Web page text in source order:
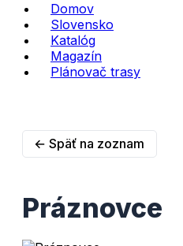
Domov
Slovensko
Katalóg
Magazín
Plánovač trasy
← Späť na zoznam
Práznovce